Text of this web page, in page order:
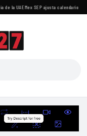
la UAEMex·SEP ajusta calendario